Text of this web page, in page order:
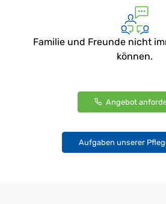
Familie und Freunde nicht
können.
Angebot
Aufgaben unserer